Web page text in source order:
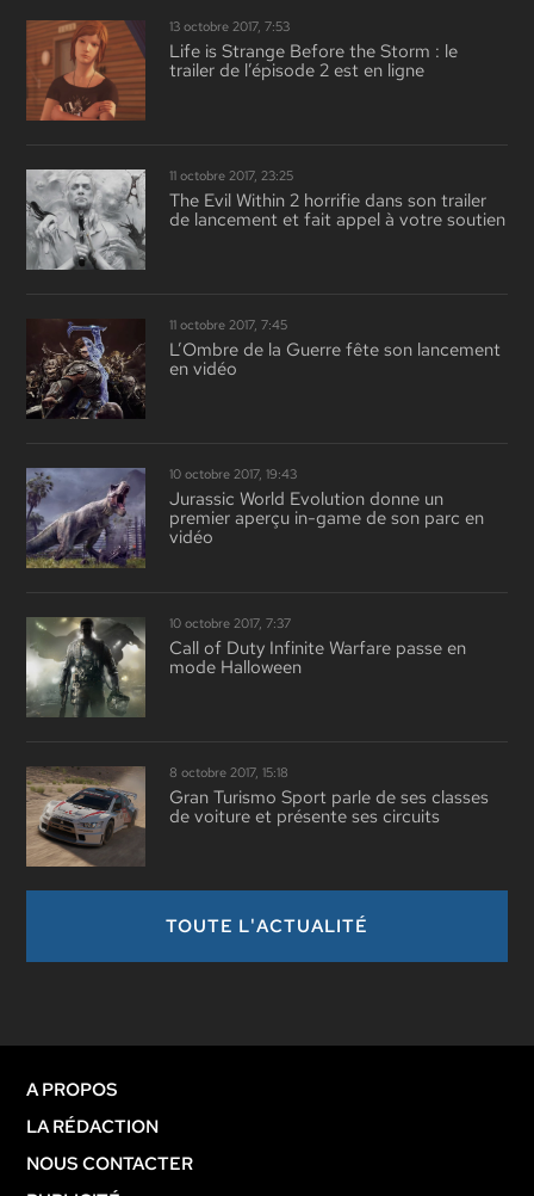
13 octobre 2017, 7:53
Life is Strange Before the Storm : le
trailer de l’épisode 2 est en ligne
11 octobre 2017, 23:25
The Evil Within 2 horrifie dans son trailer
de lancement et fait appel à votre soutien
11 octobre 2017, 7:45
L’Ombre de la Guerre fête son lancement
en vidéo
10 octobre 2017, 19:43
Jurassic World Evolution donne un
premier aperçu in-game de son parc en
vidéo
10 octobre 2017, 7:37
Call of Duty Infinite Warfare passe en
mode Halloween
8 octobre 2017, 15:18
Gran Turismo Sport parle de ses classes
de voiture et présente ses circuits
TOUTE L'ACTUALITÉ
A PROPOS
LA RÉDACTION
NOUS CONTACTER